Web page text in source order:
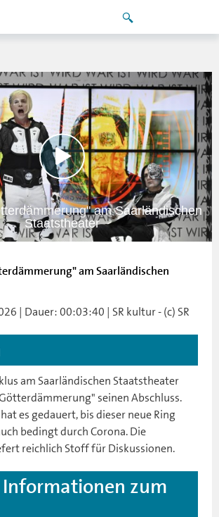
am Saarländischen
Staatstheater
am Saarländischen
| Dauer: 00:03:40 | SR kultur - (c) SR
am Saarländischen Staatstheater
seinen Abschluss.
es gedauert, bis dieser neue Ring
bedingt durch Corona. Die
reichlich Stoff für Diskussionen.
zum